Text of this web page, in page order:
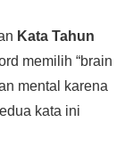
Kata Tahun
memilih “brain
mental karena
kata ini